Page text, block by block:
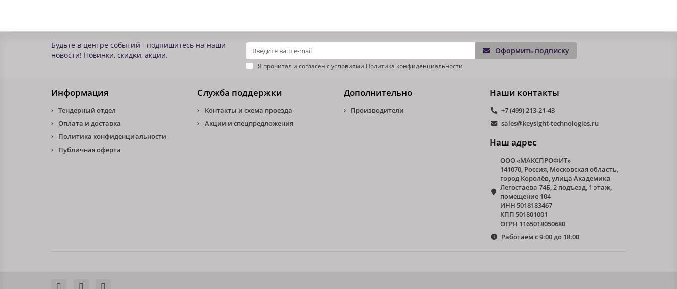
Будьте в центре событий - подпишитесь на наши
новости! Новинки, скидки, акции.
Оформить подписку
Я прочитал и согласен с условиями Политика конфиденциальности
Информация
Тендерный отдел
Оплата и доставка
Политика конфиденциальности
Публичная оферта
Служба поддержки
Контакты и схема проезда
Акции и спецпредложения
Дополнительно
Производители
Наши контакты
+7 (499) 213-21-43
sales@keysight-technologies.ru
Наш адрес
ООО «МАКСПРОФИТ»
141070, Россия, Московская область,
город Королёв, улица Академика
Легостаева 74Б, 2 подъезд, 1 этаж,
помещение 104
ИНН 5018183467
КПП 501801001
ОГРН 1165018050680
Работаем с 9:00 до 18:00